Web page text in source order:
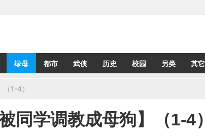
绿母 都市 武侠 历史 校园 另类 其它
1-4）
同学调教成母狗】（1-4）